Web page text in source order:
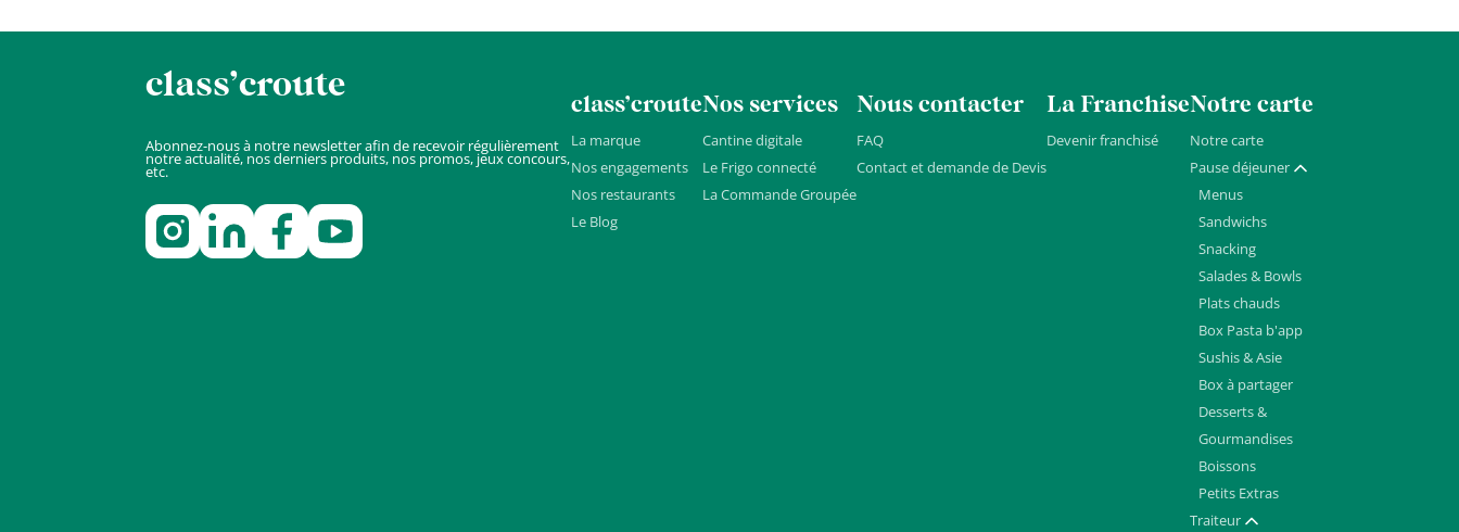
class’croute
Abonnez-nous à notre newsletter afin de recevoir régulièrement
notre actualité, nos derniers produits, nos promos, jeux concours,
etc.
class’croute
La marque
Nos engagements
Nos restaurants
Le Blog
Nos services
Cantine digitale
Le Frigo connecté
La Commande Groupée
Nous contacter
FAQ
Contact et demande de Devis
La Franchise
Devenir franchisé
Notre carte
Notre carte
Pause déjeuner Afficher / masquer
Menus
Sandwichs
Snacking
Salades & Bowls
Plats chauds
Box Pasta b'app
Sushis & Asie
Box à partager
Desserts &
Gourmandises
Boissons
Petits Extras
Traiteur